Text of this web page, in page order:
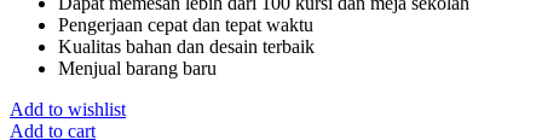
Pengerjaan cepat dan tepat waktu
Kualitas bahan dan desain terbaik
Menjual barang baru
Add to wishlist
Add to cart